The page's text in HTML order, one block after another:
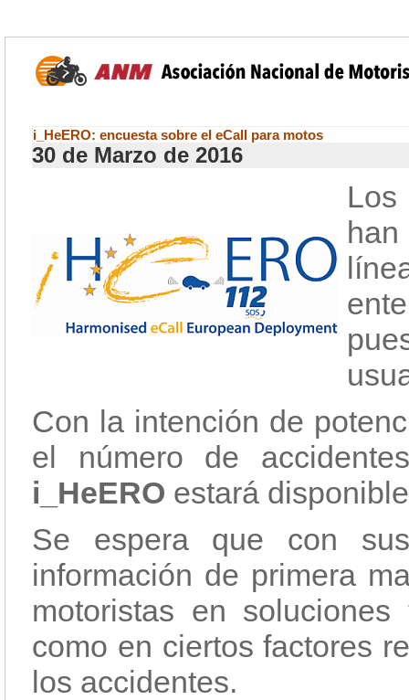
i_HeERO: encuesta sobre el eCall para motos
30 de Marzo de 2016
Los
Con la intención de
el número de
i_HeERO estará
Se espera que con
información de primera
motoristas en
como en ciertos factores
los accidentes.